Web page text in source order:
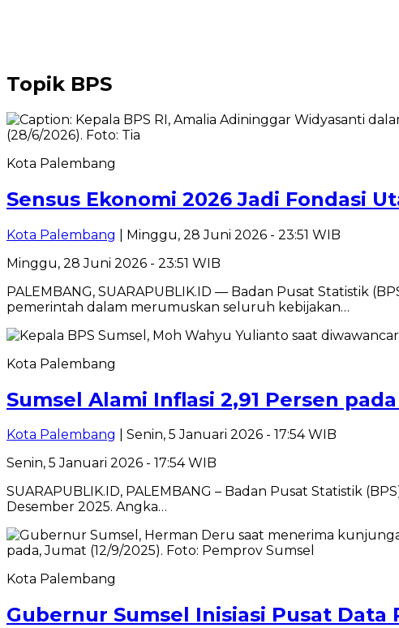
Topik BPS
Kota Palembang
Sensus Ekonomi 2026 Jadi Fondasi
Kota Palembang
| Minggu, 28 Juni 2026 - 23:51 WIB
Minggu, 28 Juni 2026 - 23:51 WIB
PALEMBANG, SUARAPUBLIK.ID — Badan Pusat Statistik
pemerintah dalam merumuskan seluruh kebijakan…
Kota Palembang
Sumsel Alami Inflasi 2,91 Persen
Kota Palembang
| Senin, 5 Januari 2026 - 17:54 WIB
Senin, 5 Januari 2026 - 17:54 WIB
SUARAPUBLIK.ID, PALEMBANG – Badan Pusat Statistik
Desember 2025. Angka…
Kota Palembang
Gubernur Sumsel Inisiasi Pusat